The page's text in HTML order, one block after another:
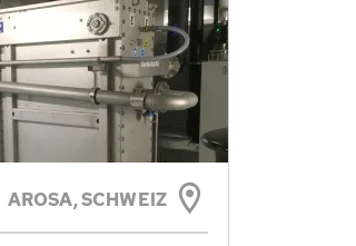
AROSA, SCHWEIZ